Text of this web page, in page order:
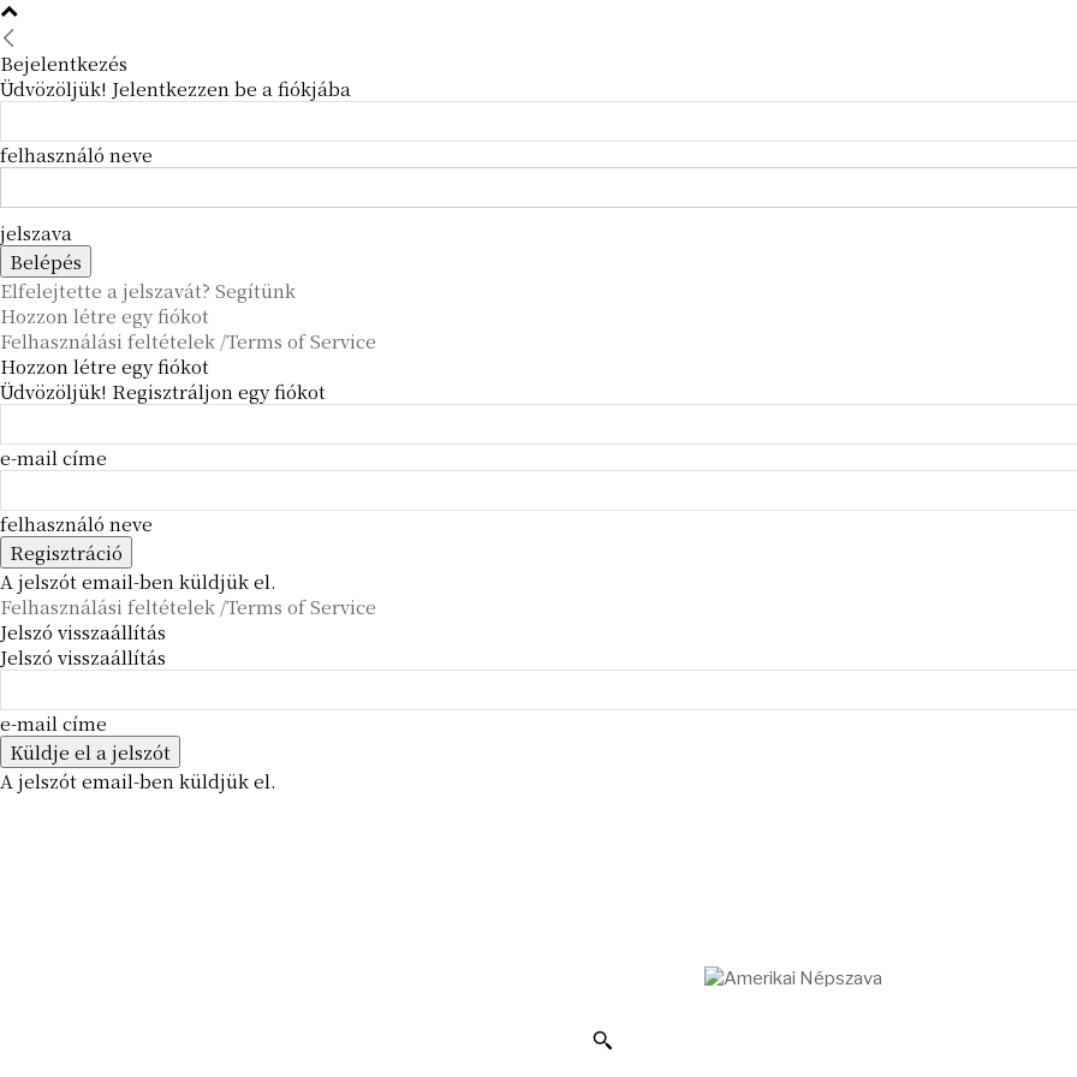
Bejelentkezés
Üdvözöljük! Jelentkezzen be a fiókjába
felhasználó neve
jelszava
Elfelejtette a jelszavát? Segítünk
Hozzon létre egy fiókot
Felhasználási feltételek /Terms of Service
Hozzon létre egy fiókot
Üdvözöljük! Regisztráljon egy fiókot
e-mail címe
felhasználó neve
A jelszót email-ben küldjük el.
Felhasználási feltételek /Terms of Service
Jelszó visszaállítás
Jelszó visszaállítás
e-mail címe
A jelszót email-ben küldjük el.